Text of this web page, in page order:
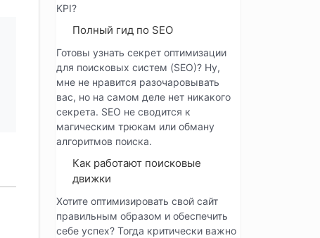
KPI?
Полный гид по SEO
Готовы узнать секрет оптимизации
для поисковых систем (SEO)? Ну,
мне не нравится разочаровывать
вас, но на самом деле нет никакого
секрета. SEO не сводится к
магическим трюкам или обману
алгоритмов поиска.
Как работают поисковые
движки
Хотите оптимизировать свой сайт
правильным образом и обеспечить
себе успех? Тогда критически важно